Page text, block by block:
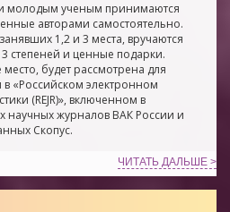
молодым ученым принимаются
авторами самостоятельно.
1,2 и 3 места, вручаются
степеней и ценные подарки.
будет рассмотрена для
в «Российском электронном
(REJR)», включенном в
научных журналов ВАК России и
Скопус.
ЧИТАТЬ ДАЛЬШЕ >